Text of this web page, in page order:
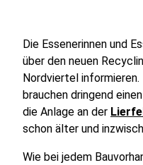
Die Essenerinnen und
über den neuen
Nordviertel
brauchen dringend
die Anlage an der
schon älter und
Wie bei jedem